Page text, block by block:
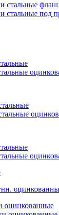
стальные
стальные под
оцинкованные